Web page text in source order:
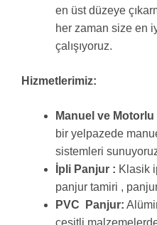
en üst düzeye
her zaman size en
çalışıyoruz.
Hizmetlerimiz:
Manuel ve
bir yelpazede
sistemleri
İpli Panjur : Klasik
panjur tamiri ,
PVC Panjur:
çeşitli